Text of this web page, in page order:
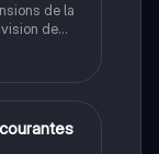
de la
de
Vietnam, et
couvre les